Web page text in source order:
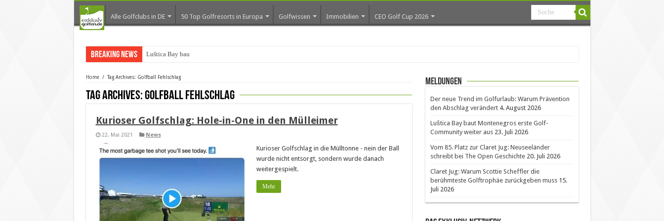
Alle Golfclubs in DE 50 Top Golfresorts in Europa Golfwissen Immobilien CEO Golf Cup 2026
Breaking News Luštica Bay baut Monten
Home / Tag Archives: Golfball Fehlschlag
Tag Archives:Golfball Fehlschlag
Kurioser Golfschlag: Hole-in-One in den Mülleimer
22. Mai 2021 News
Kurioser Golfschlag in die Mülltonne - nein der Ball
wurde nicht entsorgt, sondern wurde danach
weitergespielt.
Mehr
Meldungen
Der neue Trend im Golfurlaub: Warum Prävention
den Abschlag verändert 4. August 2026
Luštica Bay baut Montenegros erste Golf-
Community weiter aus 23. Juli 2026
Vom 85. Platz zur Claret Jug: Neuseeländer
schreibt bei The Open Geschichte 20. Juli 2026
Claret Jug: Warum Scottie Scheffler die
berühmteste Golftrophäe zurückgeben muss 15.
Juli 2026